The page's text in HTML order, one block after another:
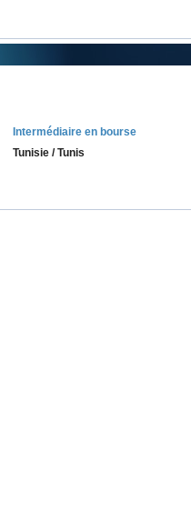
Intermédiaire en bourse
Tunisie / Tunis